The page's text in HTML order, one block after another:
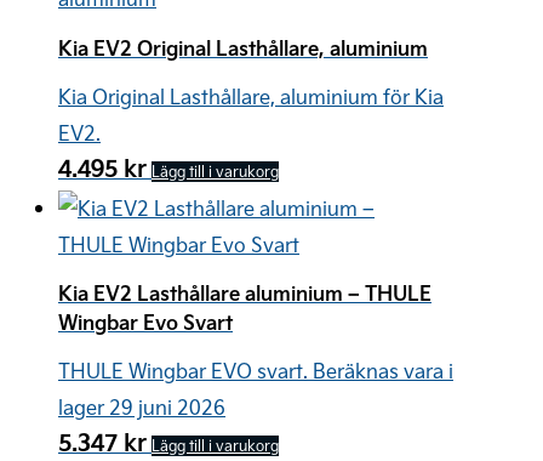
Kia EV2 Original Lasthållare, aluminium
Kia Original Lasthållare, aluminium för Kia
EV2.
4.495 kr Lägg till i varukorg
Kia EV2 Lasthållare aluminium – THULE
Wingbar Evo Svart
THULE Wingbar EVO svart. Beräknas vara i
lager 29 juni 2026
5.347 kr Lägg till i varukorg